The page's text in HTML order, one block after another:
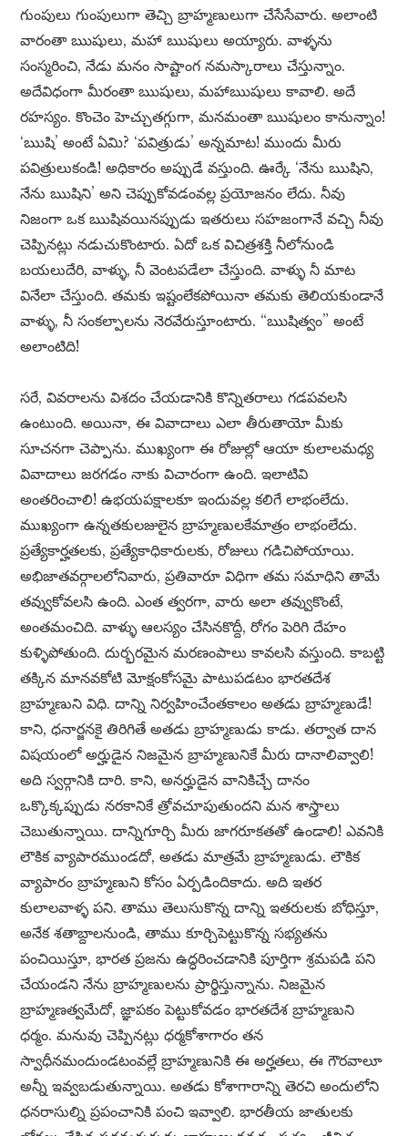
గుంపులు గుంపులుగా తెచ్చి బ్రాహ్మణులుగా చేసేసేవారు. అలాంటి
వారంతా ఋషులు, మహా ఋషులు అయ్యారు. వాళ్ళను
సంస్మరించి, నేడు మనం సాష్టాంగ నమస్కారాలు చేస్తున్నాం.
అదేవిధంగా మీరంతా ఋషులు, మహాఋషులు కావాలి. అదే
రహస్యం. కొంచెం హెచ్చుతగ్గుగా, మనమంతా ఋషులం కానున్నాం!
‘ఋషి’ అంటే ఏమి? ‘పవిత్రుడు’ అన్నమాట! ముందు మీరు
పవిత్రులుకండి! అధికారం అప్పుడే వస్తుంది. ఊర్కే ‘నేను ఋషిని,
నేను ఋషిని’ అని చెప్పుకోవడంవల్ల ప్రయోజనం లేదు. నీవు
నిజంగా ఒక ఋషివయినప్పుడు ఇతరులు సహజంగానే వచ్చి నీవు
చెప్పినట్లు నడుచుకొంటారు. ఏదో ఒక విచిత్రశక్తి నీలోనుండి
బయలుదేరి, వాళ్ళు, నీ వెంటపడేలా చేస్తుంది. వాళ్ళు నీ మాట
వినేలా చేస్తుంది. తమకు ఇష్టంలేకపోయినా తమకు తెలియకుండానే
వాళ్ళు, నీ సంకల్పాలను నెరవేరుస్తూంటారు. “ఋషిత్వం” అంటే
అలాంటిది!
సరే, వివరాలను విశదం చేయడానికి కొన్నితరాలు గడపవలసి
ఉంటుంది. అయినా, ఈ వివాదాలు ఎలా తీరుతాయో మీకు
సూచనగా చెప్పాను. ముఖ్యంగా ఈ రోజుల్లో ఆయా కులాలమధ్య
వివాదాలు జరగడం నాకు విచారంగా ఉంది. ఇలాటివి
అంతరించాలి! ఉభయపక్షాలకూ ఇందువల్ల కలిగే లాభంలేదు.
ముఖ్యంగా ఉన్నతకులజులైన బ్రాహ్మణులకేమాత్రం లాభంలేదు.
ప్రత్యేకార్హతలకు, ప్రత్యేకాధికారులకు, రోజులు గడిచిపోయాయి.
అభిజాతవర్గాలలోనివారు, ప్రతివారూ విధిగా తమ సమాధిని తామే
తవ్వుకోవలసి ఉంది. ఎంత త్వరగా, వారు అలా తవ్వుకొంటే,
అంతమంచిది. వాళ్ళు ఆలస్యం చేసినకొద్దీ, రోగం పెరిగి దేహం
కుళ్ళిపోతుంది. దుర్భరమైన మరణంపాలు కావలసి వస్తుంది. కాబట్టి
తక్కిన మానవకోటి మోక్షంకోసమై పాటుపడటం భారతదేశ
బ్రాహ్మణుని విధి. దాన్ని నిర్వహించేంతకాలం అతడు బ్రాహ్మణుడే!
కాని, ధనార్జనకై తిరిగితే అతడు బ్రాహ్మణుడు కాడు. తర్వాత దాన
విషయంలో అర్హుడైన నిజమైన బ్రాహ్మణునికే మీరు దానాలివ్వాలి!
అది స్వర్గానికి దారి. కాని, అనర్హుడైన వానికిచ్చే దానం
ఒక్కొక్కప్పుడు నరకానికే త్రోవచూపుతుందని మన శాస్త్రాలు
చెబుతున్నాయి. దాన్నిగూర్చి మీరు జాగరూకతతో ఉండాలి! ఎవనికి
లౌకిక వ్యాపారముండదో, అతడు మాత్రమే బ్రాహ్మణుడు. లౌకిక
వ్యాపారం బ్రాహ్మణుని కోసం ఏర్పడిందికాదు. అది ఇతర
కులాలవాళ్ళ పని. తాము తెలుసుకొన్న దాన్ని ఇతరులకు బోధిస్తూ,
అనేక శతాబ్దాలనుండి, తాము కూర్చిపెట్టుకొన్న సభ్యతను
పంచియిస్తూ, భారత ప్రజను ఉద్ధరించడానికి పూర్తిగా శ్రమపడి పని
చేయండని నేను బ్రాహ్మణులను ప్రార్థిస్తున్నాను. నిజమైన
బ్రాహ్మణత్వమేదో, జ్ఞాపకం పెట్టుకోవడం భారతదేశ బ్రాహ్మణుని
ధర్మం. మనువు చెప్పినట్లు ధర్మకోశాగారం తన
స్వాధీనమందుండటంవల్లే బ్రాహ్మణునికి ఈ అర్హతలు, ఈ గౌరవాలూ
అన్నీ ఇవ్వబడుతున్నాయి. అతడు కోశాగారాన్ని తెరచి అందులోని
ధనరాసుల్ని ప్రపంచానికి పంచి ఇవ్వాలి. భారతీయ జాతులకు